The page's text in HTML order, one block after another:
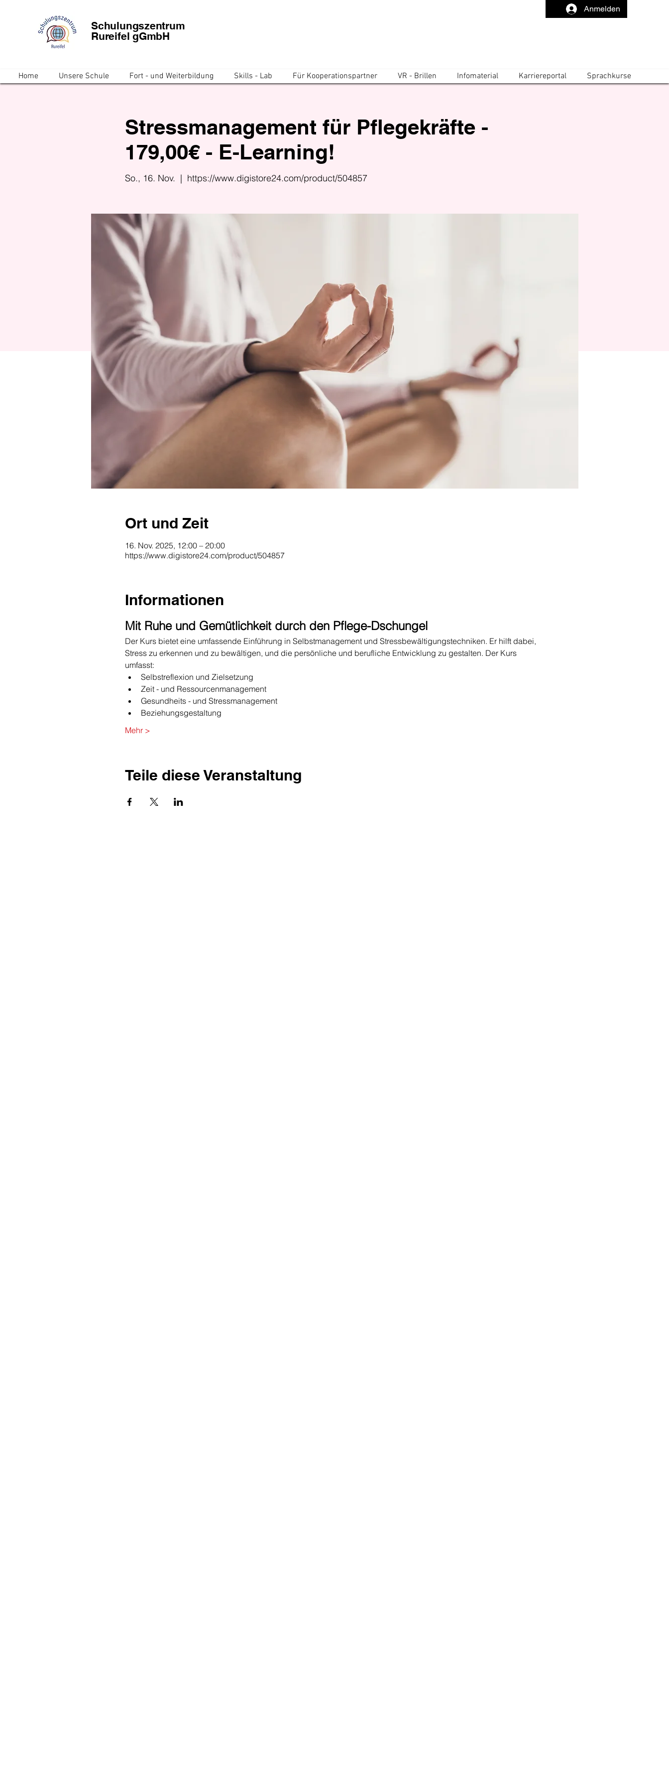
Anmelden
Schulungszentrum
Rureifel gGmbH
Home Unsere Schule Fort - und Weiterbildung Skills - Lab Für Kooperationspartner VR - Brillen Infomaterial Karriereportal Sprachkurse
Stressmanagement für Pflegekräfte -
179,00€ - E-Learning!
So., 16. Nov.
  |
https://www.digistore24.com/product/504857
Ort und Zeit
16. Nov. 2025, 12:00 – 20:00
https://www.digistore24.com/product/504857
Informationen
Mit Ruhe und Gemütlichkeit durch den Pflege-Dschungel
Der Kurs bietet eine umfassende Einführung in Selbstmanagement und Stressbewältigungstechniken. Er hilft dabei,
Stress zu erkennen und zu bewältigen, und die persönliche und berufliche Entwicklung zu gestalten. Der Kurs
umfasst:
Selbstreflexion und Zielsetzung
Zeit - und Ressourcenmanagement
Gesundheits - und Stressmanagement
Beziehungsgestaltung
Mehr >
Teile diese Veranstaltung